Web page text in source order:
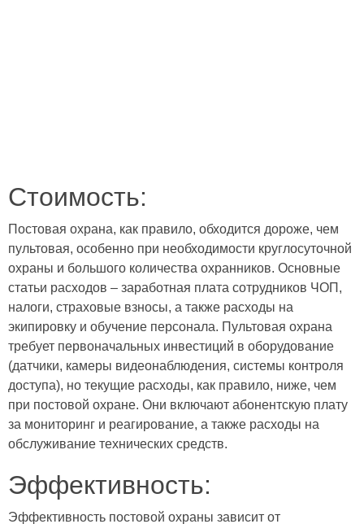
Стоимость:
Постовая охрана, как правило, обходится дороже, чем
пультовая, особенно при необходимости круглосуточной
охраны и большого количества охранников. Основные
статьи расходов – заработная плата сотрудников ЧОП,
налоги, страховые взносы, а также расходы на
экипировку и обучение персонала. Пультовая охрана
требует первоначальных инвестиций в оборудование
(датчики, камеры видеонаблюдения, системы контроля
доступа), но текущие расходы, как правило, ниже, чем
при постовой охране. Они включают абонентскую плату
за мониторинг и реагирование, а также расходы на
обслуживание технических средств.
Эффективность:
Эффективность постовой охраны зависит от